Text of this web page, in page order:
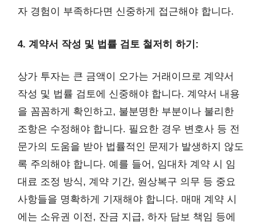
자 경험이 부족하다면 신중하게 접근해야 합니다.
4. 계약서 작성 및 법률 검토 철저히 하기:
상가 투자는 큰 금액이 오가는 거래이므로 계약서
작성 및 법률 검토에 신중해야 합니다. 계약서 내용
을 꼼꼼하게 확인하고, 불분명한 부분이나 불리한
조항은 수정해야 합니다. 필요한 경우 변호사 등 전
문가의 도움을 받아 법률적인 문제가 발생하지 않도
록 주의해야 합니다. 예를 들어, 임대차 계약 시 임
대료 조정 방식, 계약 기간, 원상복구 의무 등 중요
사항들을 명확하게 기재해야 합니다. 매매 계약 시
에는 소유권 이전, 잔금 지급, 하자 담보 책임 등에